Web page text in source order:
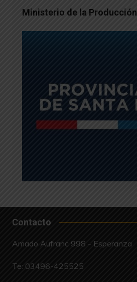
Ministerio de la Producción
Contacto
Amado Aufranc 998 - Esperanza
Te: 03496-425525